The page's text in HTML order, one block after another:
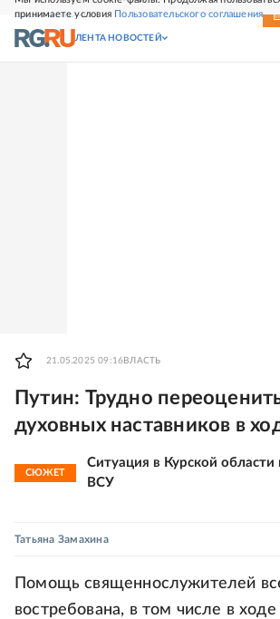
принимаете условия Пользовательского соглашения
СВЕЖИЙ НОМЕР
ЛЕНТА НОВОСТЕЙ
21.05.2025 09:16 ВЛАСТЬ
Путин: Трудно
духовных наставников в
СЮЖЕТ
Ситуация в Курской области
ВСУ
Татьяна Замахина
Помощь священнослужителей
востребована, в том числе в